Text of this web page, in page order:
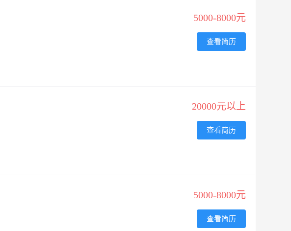
5000-8000元
查看简历
20000元以上
查看简历
5000-8000元
查看简历